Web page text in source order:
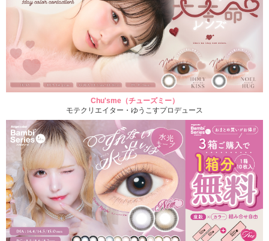
Chu'sme（チューズミー）
モテクリエイター・ゆうこすプロデュース